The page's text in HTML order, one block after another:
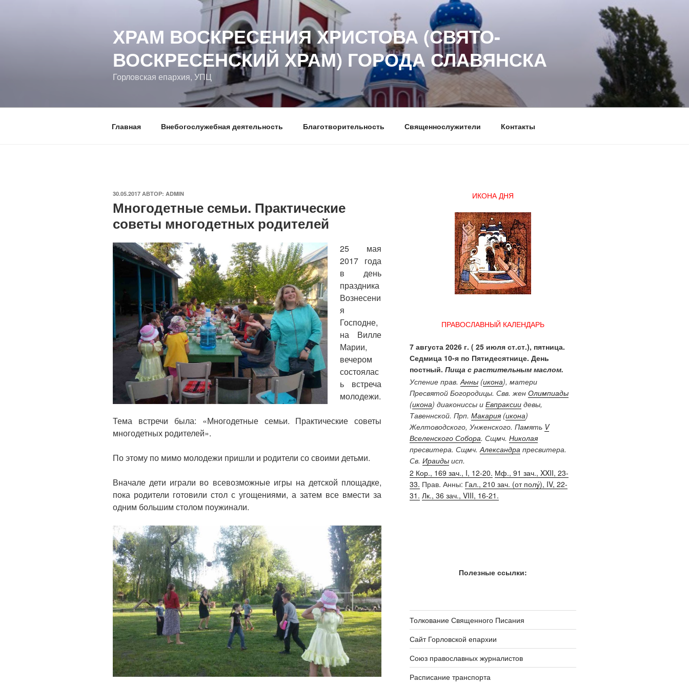
ХРАМ ВОСКРЕСЕНИЯ ХРИСТОВА (СВЯТО-
ВОСКРЕСЕНСКИЙ ХРАМ) ГОРОДА СЛАВЯНСКА
Горловская епархия, УПЦ
Главная Внебогослужебная деятельность Благотворительность Священнослужители Контакты
ОПУБЛИКОВАНО
30.05.2017 АВТОР: ADMIN
Многодетные семьи. Практические
советы многодетных родителей
25 мая
2017 года
в день
праздника
Вознесени
я
Господне,
на Вилле
Марии,
вечером
состоялас
ь встреча
молодежи.
Тема встречи была: «Многодетные семьи. Практические советы
многодетных родителей».
По этому по мимо молодежи пришли и родители со своими детьми.
Вначале дети играли во всевозможные игры на детской площадке,
пока родители готовили стол с угощениями, а затем все вмести за
одним большим столом поужинали.
ИКОНА ДНЯ
ПРАВОСЛАВНЫЙ КАЛЕНДАРЬ
7 августа 2026 г. ( 25 июля ст.ст.), пятница.
Седмица 10-я по Пятидесятнице. День
постный. Пища с растительным маслом.
Успение прав.Анны(икона), матери
Пресвятой Богородицы. Свв. жен Олимпиады
(икона) диакониссы и Евпраксиидевы,
Тавеннской. Прп. Макария(икона)
Желтоводского, Унженского. Память V
Вселенского Собора. Сщмч. Николая
пресвитера. Сщмч.Александрапресвитера.
Св. Ираидыисп.
2 Кор., 169 зач., I, 12-20. Мф., 91 зач., XXII, 23-
33. Прав. Анны: Гал., 210 зач. (от полу́), IV, 22-
31. Лк., 36 зач., VIII, 16-21.
Полезные ссылки:
Толкование Священного Писания
Сайт Горловской епархии
Союз православных журналистов
Расписание транспорта